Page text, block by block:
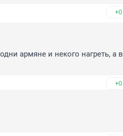
+0
армяне и некого нагреть, а в
+0